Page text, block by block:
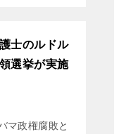
士のルドル
選挙が実施
マ政権腐敗と